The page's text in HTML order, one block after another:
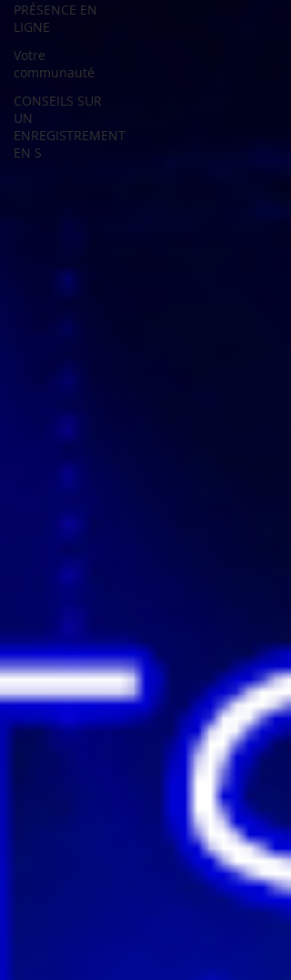
PRÉSENCE EN
LIGNE
Votre
communauté
CONSEILS SUR
UN
ENREGISTREMENT
EN S